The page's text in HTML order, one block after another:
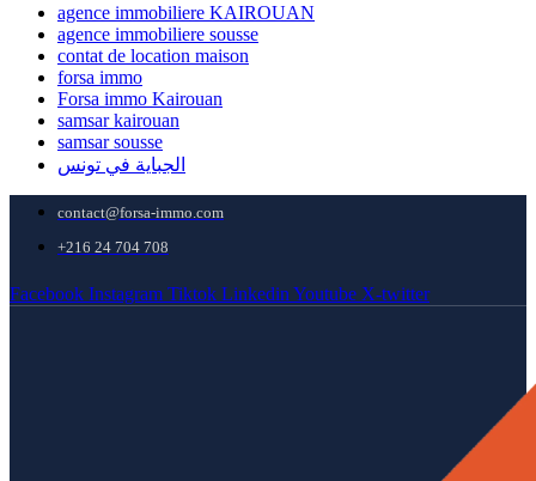
agence immobiliere KAIROUAN
agence immobiliere sousse
contat de location maison
forsa immo
Forsa immo Kairouan
samsar kairouan
samsar sousse
الجباية في تونس
contact@forsa-immo.com
+216 24 704 708
Facebook Instagram Tiktok Linkedin Youtube X-twitter